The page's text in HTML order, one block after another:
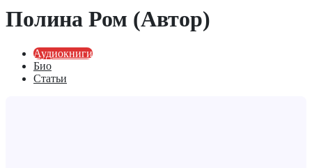
Полина Ром (Автор)
Аудиокниги
Био
Статьи